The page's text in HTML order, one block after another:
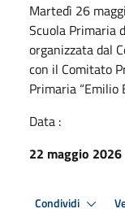
Martedì 26
Scuola Primaria
organizzata dal
con il Comitato
Primaria “Emilio
Data :
22 maggio 2026
Condividi